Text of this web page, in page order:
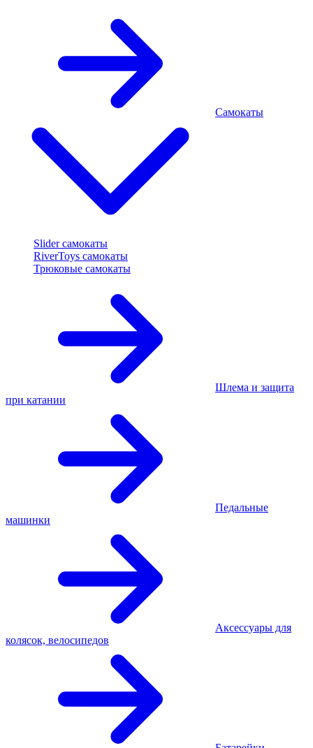
Самокаты
Slider самокаты
RiverToys самокаты
Трюковые самокаты
Шлема и защита
при катании
Педальные
машинки
Аксессуары для
колясок, велосипедов